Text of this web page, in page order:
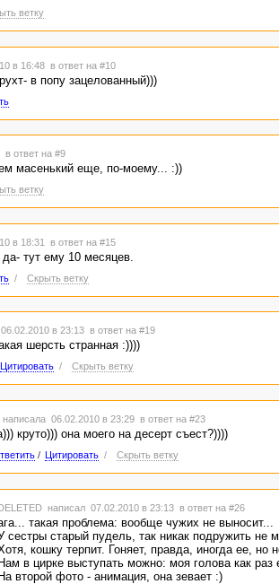
ветку
в 16:48 в ответ на #10
в попу зацелованный)))
в ответ на #9
масенький еще, по-моему... :))
ветку
в 18:31 в ответ на #15
тут ему 10 месяцев.
/ Скрыть ветку
в 23:13 в ответ на #19
шерсть странная :))))
Цитировать / Скрыть ветку
написала 06.02.2010 в 23:29 в ответ на #23
круто))) она моего на десерт съест?))))
/ Цитировать / Скрыть ветку
написал 07.02.2010 в 23:13 в ответ на #26
такая проблема: вообще чужих не выносит...
сестры старый пудель, так никак подружить не
кошку терпит. Гоняет, правда, иногда ее, но
в цирке выступать можно: моя голова как раз
второй фото - анимация, она зевает :)